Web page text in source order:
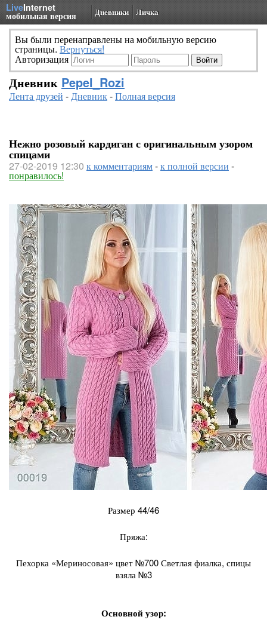
LiveInternet
мобильная версия Дневники Личка
Вы были перенаправлены на мобильную версию
страницы. Вернуться!
Авторизация
Дневник Pepel_Rozi
Лента друзей -Дневник-Полная версия
Нежно розовый кардиган с оригинальным узором
спицами
27-02-2019 12:30 к комментариям-к полной версии -
понравилось!
Размер 44/46
Пряжа:
Пехорка «Мериносовая» цвет №700 Светлая фиалка, спицы
взяла №3
Основной узор: